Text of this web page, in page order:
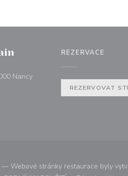
Nancy((otevře se v novém okně))
REZERVACE
REZERVOVAT
Webové stránky restaurace byly